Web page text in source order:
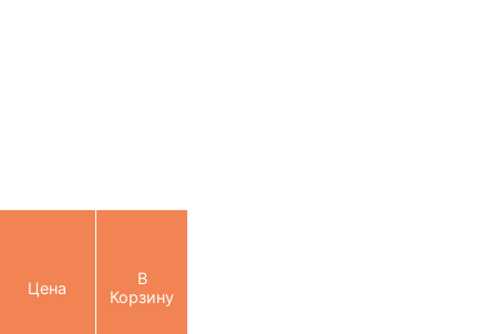
Цена
В
Корзину